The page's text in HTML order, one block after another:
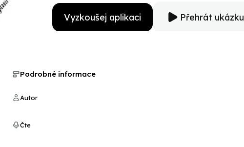
Vyzkoušej aplikaci Přehrát ukázku
Podrobné informace
Autor
Čte